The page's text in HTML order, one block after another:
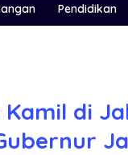
Pendidikan
Kamil di